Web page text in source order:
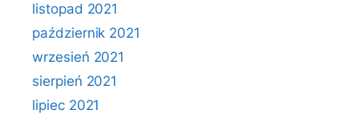
listopad 2021
październik 2021
wrzesień 2021
sierpień 2021
lipiec 2021